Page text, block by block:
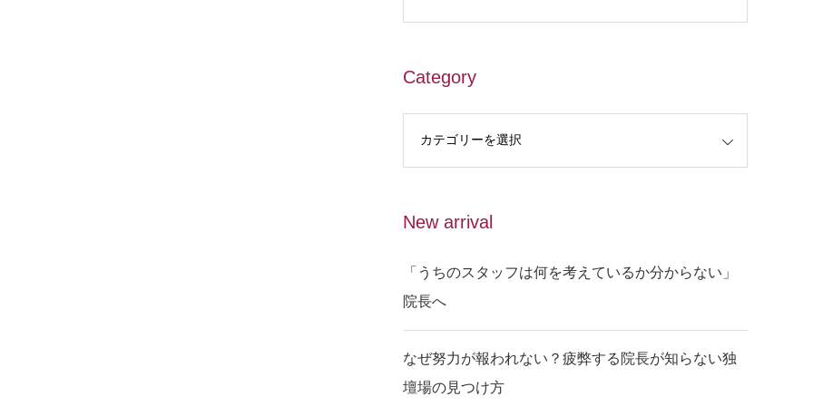
Category
New arrival
「うちのスタッフは何を考えているか分からない」
院長へ
なぜ努力が報われない？疲弊する院長が知らない独
壇場の見つけ方